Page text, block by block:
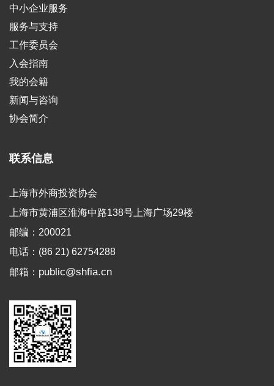
中小企业服务
服务与支持
工作委员会
入会指南
我的会籍
新闻与咨询
协会简介
联系信息
上海市外商投资协会
上海市黄浦区淮海中路138号上海广场29楼
邮编：200021
电话：(86 21) 62754288
邮箱： public@shfia.cn